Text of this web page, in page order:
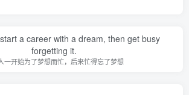
a career with a dream, then get busy
forgetting it.
一开始为了梦想而忙，后来忙得忘了梦想